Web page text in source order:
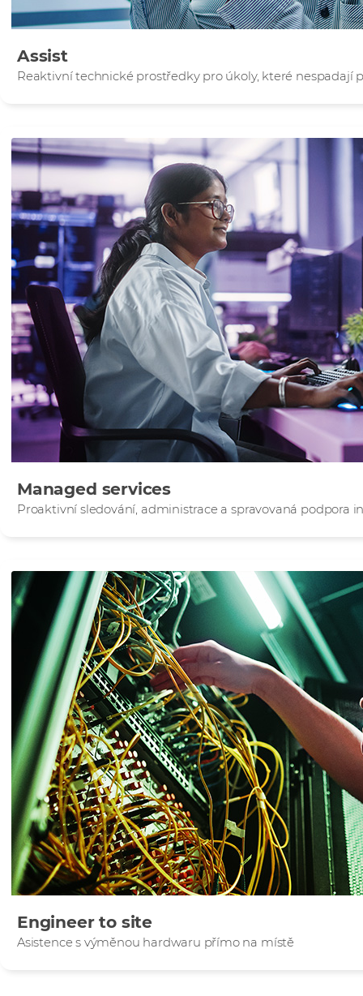
Assist
Reaktivní technické prostředky pro úkoly, které nespadají
Managed services
Proaktivní sledování, administrace a spravovaná podpora
Engineer to site
Asistence s výměnou hardwaru přímo na místě